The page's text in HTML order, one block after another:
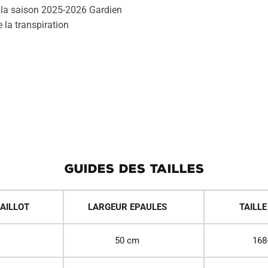
saison 2025-2026 Gardien
la transpiration
GUIDES DES TAILLES
LARGEUR EPAULES
50 cm